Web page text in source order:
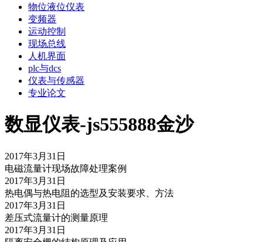
物位液位仪表
变频器
运动控制
现场总线
人机界面
plc与dcs
仪表与传感器
专业论文
数显仪表-js555888金沙
2017年3月31日
电磁流量计现场故障处理案例
2017年3月31日
热电偶与热电阻的选型及安装要求、方法
2017年3月31日
差压式流量计的测量原理
2017年3月31日